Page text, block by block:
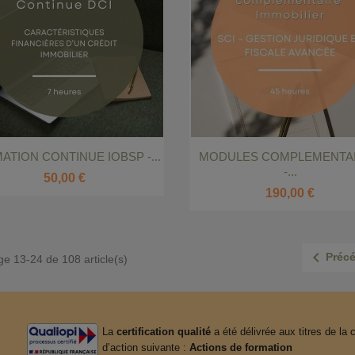
Aperçu rapide
CONTINUE IOBSP -...
50,00 €
 Aperçu rapide
MODULES
-...
190,00 €
13-24 de 108 article(s) 
La certification qualitéa été délivrée aux titres de la
d’action suivante : Actions de formation